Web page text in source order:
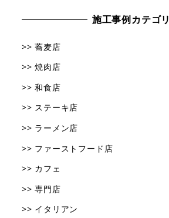
施工事例カテゴリ
>> 蕎麦店
>> 焼肉店
>> 和食店
>> ステーキ店
>> ラーメン店
>> ファーストフード店
>> カフェ
>> 専門店
>> イタリアン